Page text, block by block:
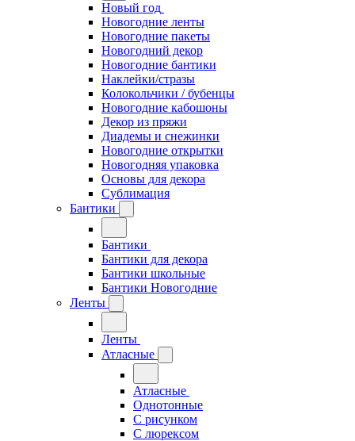
Новый год
Новогодние ленты
Новогодние пакеты
Новогодний декор
Новогодние бантики
Наклейки/стразы
Колокольчики / бубенцы
Новогодние кабошоны
Декор из пряжи
Диадемы и снежинки
Новогодние открытки
Новогодняя упаковка
Основы для декора
Сублимация
Бантики
Бантики
Бантики для декора
Бантики школьные
Бантики Новогодние
Ленты
Ленты
Атласные
Атласные
Однотонные
С рисунком
С люрексом